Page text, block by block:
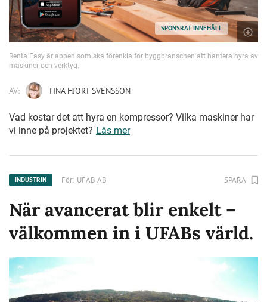
SPONSRAT INNEHÅLL
Renta Easy är appen som ska förenkla för byggbranschen att hantera hyra av
maskiner och verktyg.
AV: TINA HJORT SVENSSON
Vad kostar det att hyra en kompressor? Vilka maskiner har
vi inne på projektet? Läs mer
INDUSTRIN För: UFAB AB SPARA
När avancerat blir enkelt –
välkommen in i UFABs värld.